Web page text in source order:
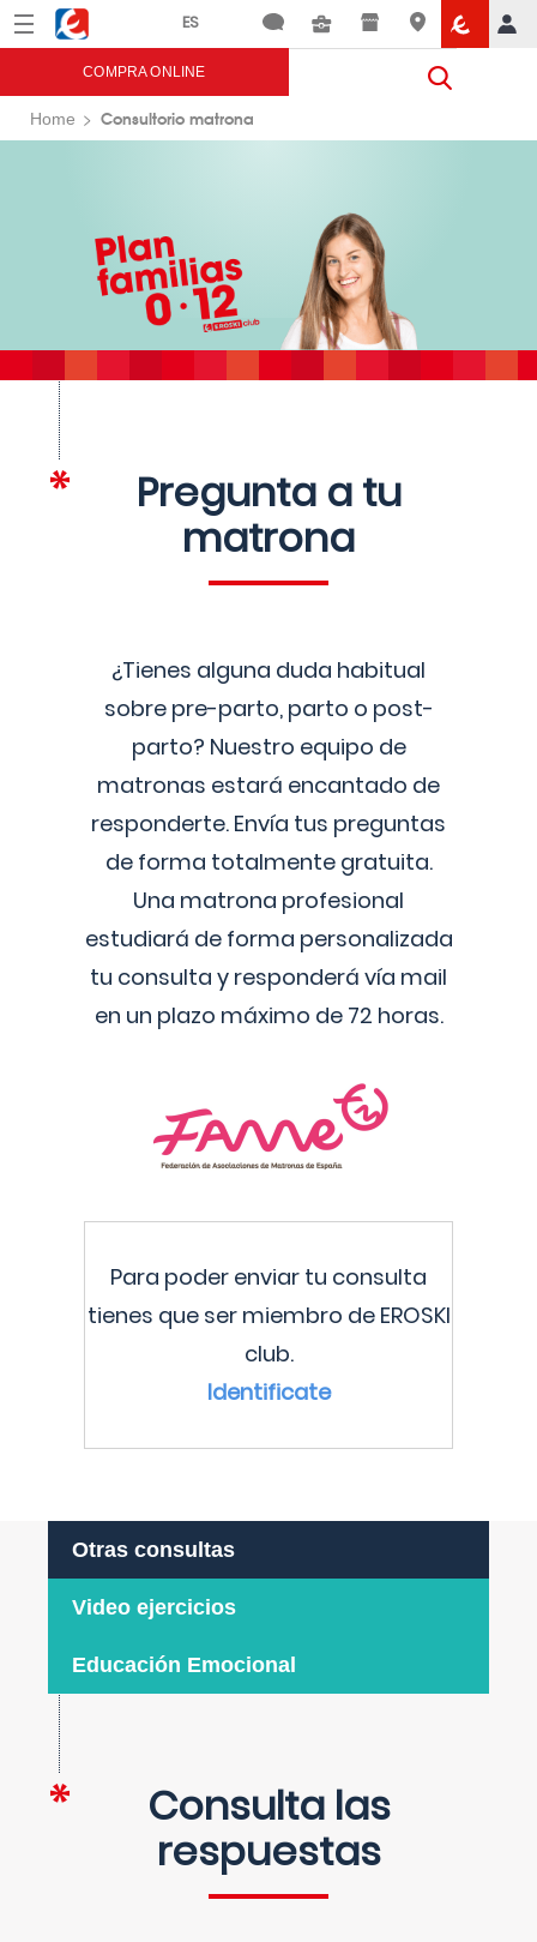
Menú Eroski
COMPRA ONLINE
Home Consultorio matrona
Pregunta a tu
matrona
¿Tienes alguna duda habitual
sobre pre-parto, parto o post-
parto? Nuestro equipo de
matronas estará encantado de
responderte. Envía tus preguntas
de forma totalmente gratuita.
Una matrona profesional
estudiará de forma personalizada
tu consulta y responderá vía mail
en un plazo máximo de 72 horas.
Para poder enviar tu consulta
tienes que ser miembro de EROSKI
club.
Identificate
Otras consultas
Video ejercicios
Educación Emocional
Consulta las
respuestas